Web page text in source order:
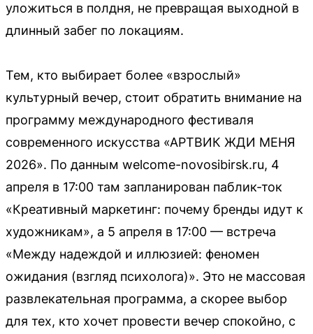
уложиться в полдня, не превращая выходной в
длинный забег по локациям.
Тем, кто выбирает более «взрослый»
культурный вечер, стоит обратить внимание на
программу международного фестиваля
современного искусства «АРТВИК ЖДИ МЕНЯ
2026». По данным welcome-novosibirsk.ru, 4
апреля в 17:00 там запланирован паблик-ток
«Креативный маркетинг: почему бренды идут к
художникам», а 5 апреля в 17:00 — встреча
«Между надеждой и иллюзией: феномен
ожидания (взгляд психолога)». Это не массовая
развлекательная программа, а скорее выбор
для тех, кто хочет провести вечер спокойно, с